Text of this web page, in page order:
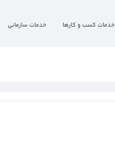
خدمات کسب و کارها خدمات سازمانی